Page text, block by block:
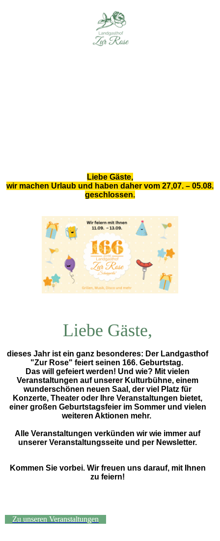
Liebe Gäste,
wir machen Urlaub und haben daher vom 27,07. – 05.08.
geschlossen.
Liebe Gäste,
dieses Jahr ist ein ganz besonderes: Der Landgasthof
"Zur Rose" feiert seinen 166. Geburtstag.
Das will gefeiert werden! Und wie? Mit vielen
Veranstaltungen auf unserer Kulturbühne, einem
wunderschönen neuen Saal , der viel Platz für
Konzerte, Theater oder Ihre Veranstaltungen bietet,
einer großen Geburtstagsfeierim Sommer und vielen
weiteren Aktionen mehr.
Alle Veranstaltungen verkünden wir wie immer auf
unserer Veranstaltungsseite und per Newsletter.
Kommen Sie vorbei. Wir freuen uns darauf, mit Ihnen
zu feiern!
Zu unseren Veranstaltungen